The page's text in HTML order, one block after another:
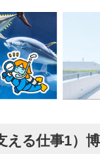
る仕事1）